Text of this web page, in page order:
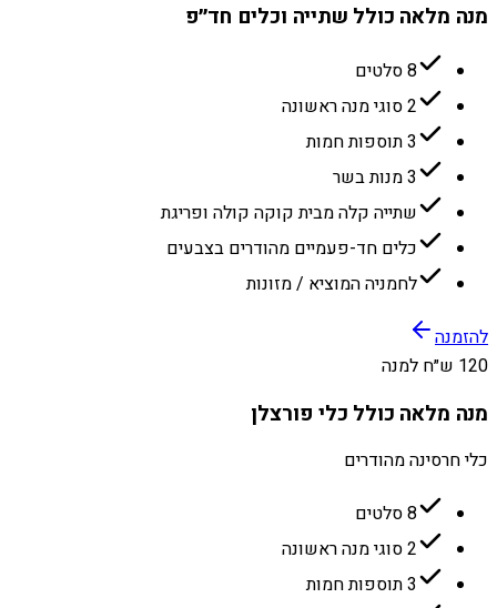
מנה מלאה כולל שתייה וכלים חד״פ
8 סלטים
2 סוגי מנה ראשונה
3 תוספות חמות
3 מנות בשר
שתייה קלה מבית קוקה קולה ופריגת
כלים חד-פעמיים מהודרים בצבעים
לחמניה המוציא / מזונות
להזמנה
120 ש״ח למנה
מנה מלאה כולל כלי פורצלן
כלי חרסינה מהודרים
8 סלטים
2 סוגי מנה ראשונה
3 תוספות חמות